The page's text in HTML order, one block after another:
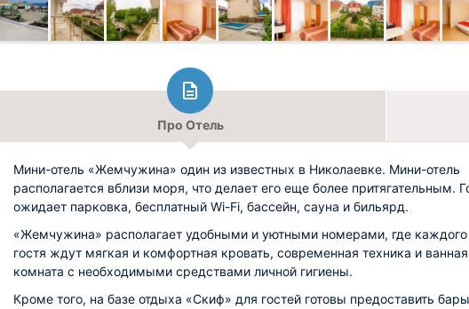
Про Отель
Мини-отель «Жемчужина» один из известных в Николаевке. Мини-отель
располагается вблизи моря, что делает его еще более притягательным.
ожидает парковка, бесплатный Wi-Fi, бассейн, сауна и бильярд.
«Жемчужина» располагает удобными и уютными номерами, где каждого
гостя ждут мягкая и комфортная кровать, современная техника и ванная
комната с необходимыми средствами личной гигиены.
Кроме того, на базе отдыха «Скиф» для гостей готовы предоставить